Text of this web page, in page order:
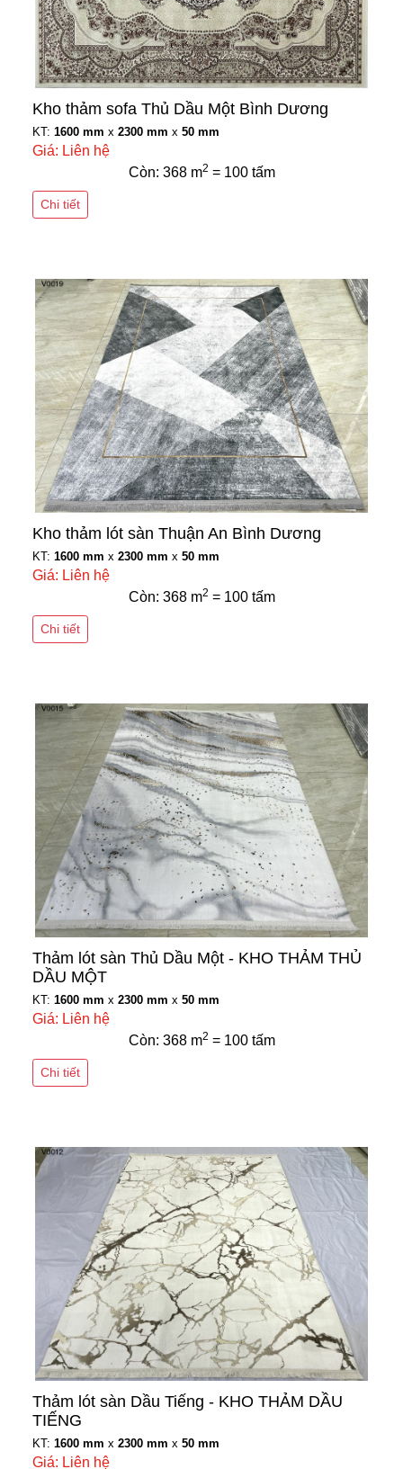
Kho thảm sofa Thủ Dầu Một Bình Dương
KT: 1600 mm x 2300 mm x 50 mm
Giá: Liên hệ
Còn: 368 m2 = 100 tấm
Chi tiết
Kho thảm lót sàn Thuận An Bình Dương
KT: 1600 mm x 2300 mm x 50 mm
Giá: Liên hệ
Còn: 368 m2 = 100 tấm
Chi tiết
Thảm lót sàn Thủ Dầu Một - KHO THẢM THỦ
DẦU MỘT
KT: 1600 mm x 2300 mm x 50 mm
Giá: Liên hệ
Còn: 368 m2 = 100 tấm
Chi tiết
Thảm lót sàn Dầu Tiếng - KHO THẢM DẦU
TIẾNG
KT: 1600 mm x 2300 mm x 50 mm
Giá: Liên hệ